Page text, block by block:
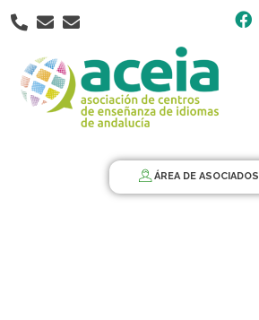
Nota:
este
web
incluye
ÁREA DE ASOCIADOS